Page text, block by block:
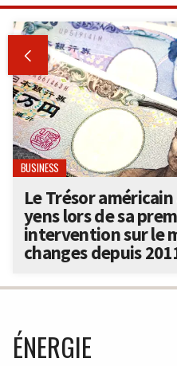

BUSINESS
Le Trésor
yens lors de sa
intervention sur le
changes depuis
ÉNERGIE